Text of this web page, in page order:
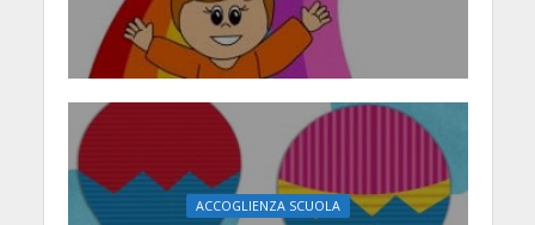
ACCOGLIENZA SCUOLA